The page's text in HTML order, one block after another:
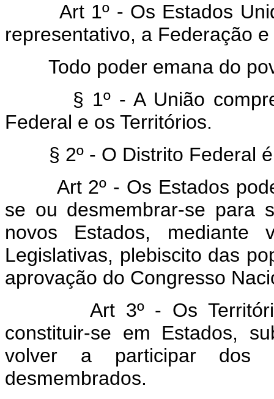
Art 1º - Os Estados
representativo, a Federação
Todo poder emana do
§ 1º - A União
Federal e os Territórios.
§ 2º - O Distrito Federal
Art 2º - Os Estados
se ou desmembrar-se para
novos Estados, mediante
Legislativas, plebiscito das
aprovação do Congresso
Art 3º - Os
constituir-se em Estados,
volver a participar dos
desmembrados.